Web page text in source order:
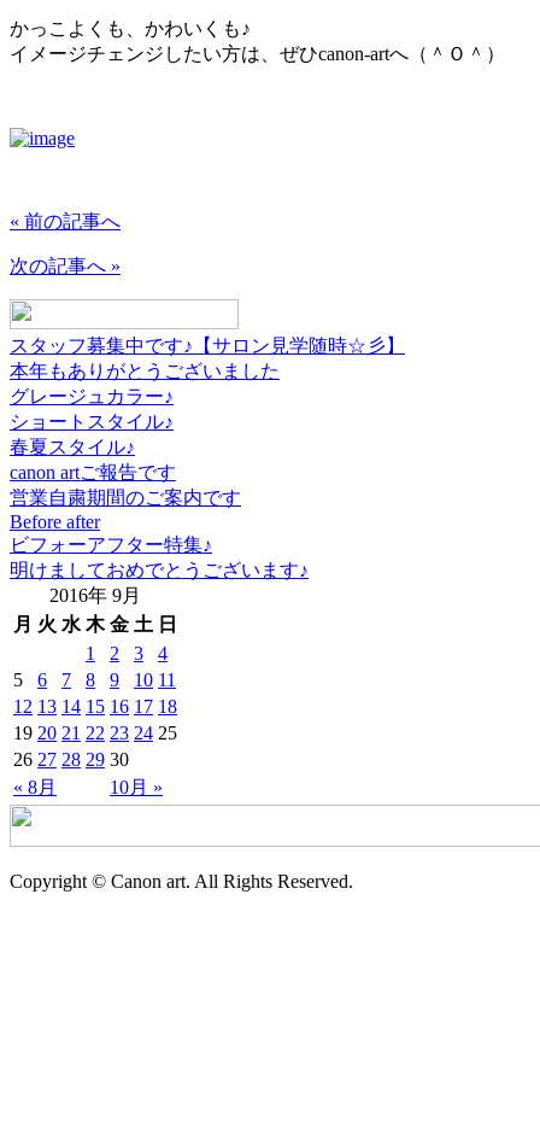
かっこよくも、かわいくも♪
イメージチェンジしたい方は、ぜひcanon-artへ（＾Ｏ＾）
« 前の記事へ
次の記事へ »
スタッフ募集中です♪【サロン見学随時☆彡】
本年もありがとうございました
グレージュカラー♪
ショートスタイル♪
春夏スタイル♪
canon artご報告です
営業自粛期間のご案内です
Before after
ビフォーアフター特集♪
明けましておめでとうございます♪
2016年 9月
月 火 水 木 金 土 日
« 8月 10月 »
1 2 3
4
5
6 7 8 9 10 11
12 13 14 15 16 17 18
19 20 21 22 23 24 25
26 27 28 29 30
Copyright © Canon art. All Rights Reserved.